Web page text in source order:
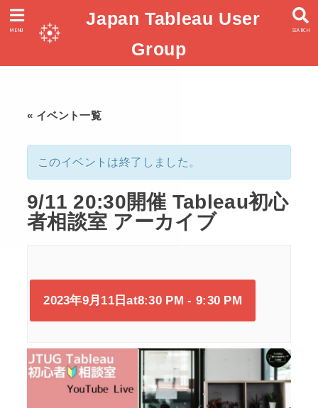
Japan Tableau User
Group
SEARCH
MENU
« イベント一覧
このイベントは終了しました。
9/11 20:30開催 Tableau初心
者相談室 アーカイブ
2023年9月11日at8:30 PM - 9:30 PM